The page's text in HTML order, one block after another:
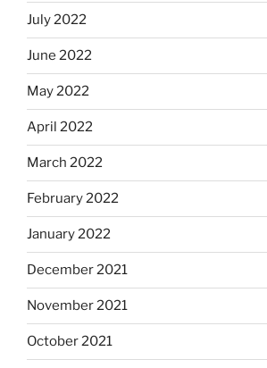
July 2022
June 2022
May 2022
April 2022
March 2022
February 2022
January 2022
December 2021
November 2021
October 2021